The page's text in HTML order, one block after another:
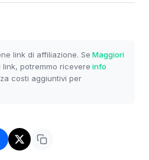
link di affiliazione. Se
potremmo ricevere
costi aggiuntivi per
Maggiori
info